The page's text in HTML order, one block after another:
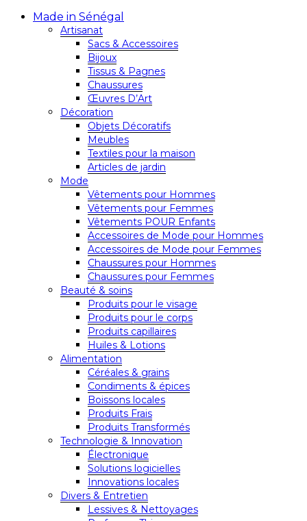
Made in Sénégal
Artisanat
Sacs & Accessoires
Bijoux
Tissus & Pagnes
Chaussures
Œuvres D’Art
Décoration
Objets Décoratifs
Meubles
Textiles pour la maison
Articles de jardin
Mode
Vêtements pour Hommes
Vêtements pour Femmes
Vêtements POUR Enfants
Accessoires de Mode pour Hommes
Accessoires de Mode pour Femmes
Chaussures pour Hommes
Chaussures pour Femmes
Beauté & soins
Produits pour le visage
Produits pour le corps
Produits capillaires
Huiles & Lotions
Alimentation
Céréales & grains
Condiments & épices
Boissons locales
Produits Frais
Produits Transformés
Technologie & Innovation
Électronique
Solutions logicielles
Innovations locales
Divers & Entretien
Lessives & Nettoyages